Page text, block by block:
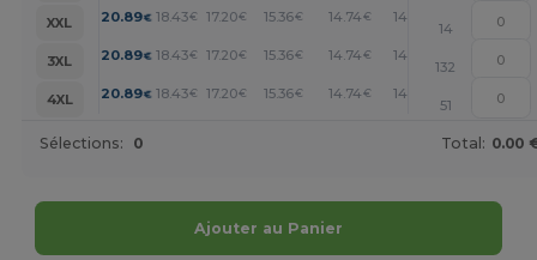
XXL
20.89€ 18.43€ 17.20€ 15.36€ 14.74€ 14.13
14
3XL
20.89€ 18.43€ 17.20€ 15.36€ 14.74€ 14.13 +
132
4XL
20.89€ 18.43€ 17.20€ 15.36€ 14.74€ 14.13
51
Sélections: 0 Total: 0.00
Ajouter au Panier